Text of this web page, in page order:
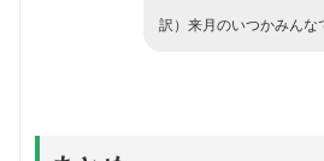
訳）来月のいつかみんな